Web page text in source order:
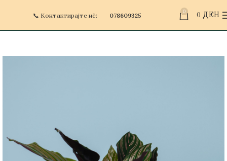
📞 Контактирајте нè: 078609325 0
0 ДЕН